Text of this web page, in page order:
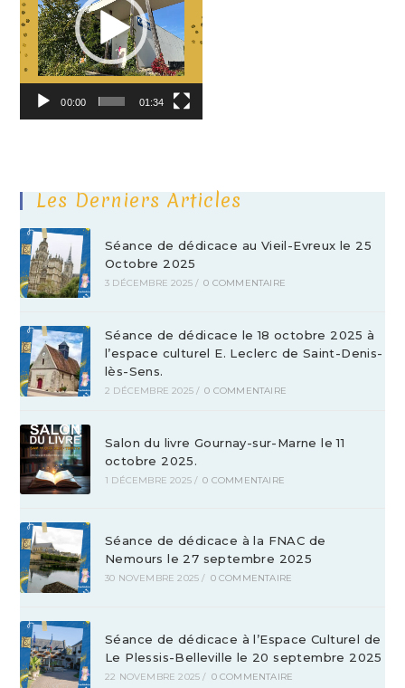
00:00 01:34
Les Derniers Articles
Séance de dédicace au Vieil-Evreux le 25
Octobre 2025
3 DÉCEMBRE 2025 / 0 COMMENTAIRE
Séance de dédicace le 18 octobre 2025 à
l’espace culturel E. Leclerc de Saint-Denis-
lès-Sens.
2 DÉCEMBRE 2025 / 0 COMMENTAIRE
Salon du livre Gournay-sur-Marne le 11
octobre 2025.
1 DÉCEMBRE 2025 / 0 COMMENTAIRE
Séance de dédicace à la FNAC de
Nemours le 27 septembre 2025
30 NOVEMBRE 2025 / 0 COMMENTAIRE
Séance de dédicace à l’Espace Culturel de
Le Plessis-Belleville le 20 septembre 2025
22 NOVEMBRE 2025 / 0 COMMENTAIRE